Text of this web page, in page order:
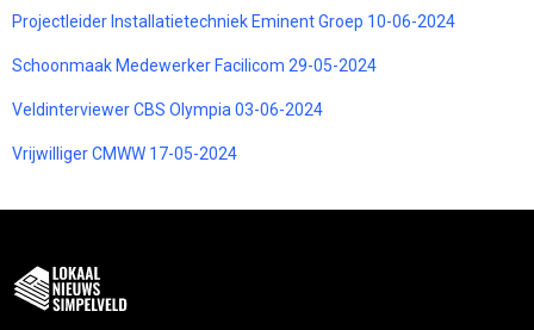
Projectleider Installatietechniek Eminent Groep 10-06-2024
Schoonmaak Medewerker Facilicom 29-05-2024
Veldinterviewer CBS Olympia 03-06-2024
Vrijwilliger CMWW 17-05-2024